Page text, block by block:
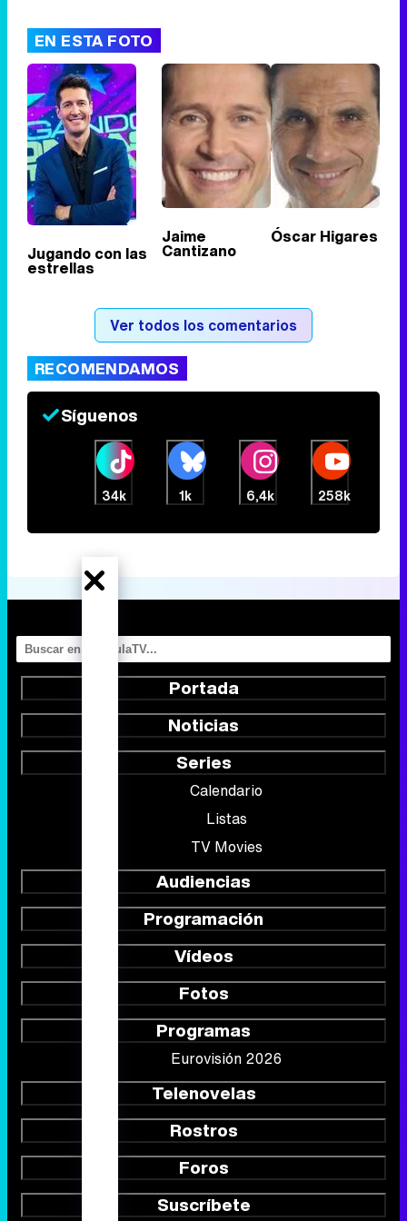
EN ESTA FOTO
Jugando con las
estrellas
Jaime
Cantizano
Óscar Higares
Ver todos los comentarios
RECOMENDAMOS
Síguenos
34k 1k 6,4k 258k
Portada
Noticias
Series
Calendario
Listas
TV Movies
Audiencias
Programación
Vídeos
Fotos
Programas
Eurovisión 2026
Telenovelas
Rostros
Foros
Suscríbete